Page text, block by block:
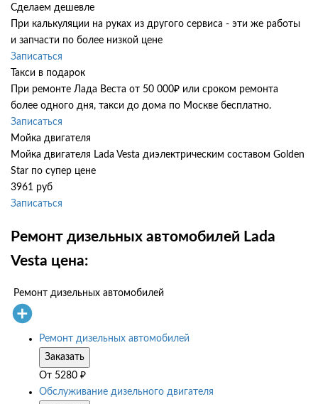
Сделаем дешевле
При калькуляции на руках из другого сервиса - эти же работы
и запчасти по более низкой цене
Записаться
Такси в подарок
При ремонте Лада Веста от 50 000₽ или сроком ремонта
более одного дня, такси до дома по Москве бесплатно.
Записаться
Мойка двигателя
Мойка двигателя Lada Vesta диэлектрическим составом Golden
Star по супер цене
3961 руб
Записаться
Ремонт дизельных автомобилей Lada
Vesta цена:
Ремонт дизельных автомобилей
Ремонт дизельных автомобилей
Заказать
От 5280 ₽
Обслуживание дизельного двигателя